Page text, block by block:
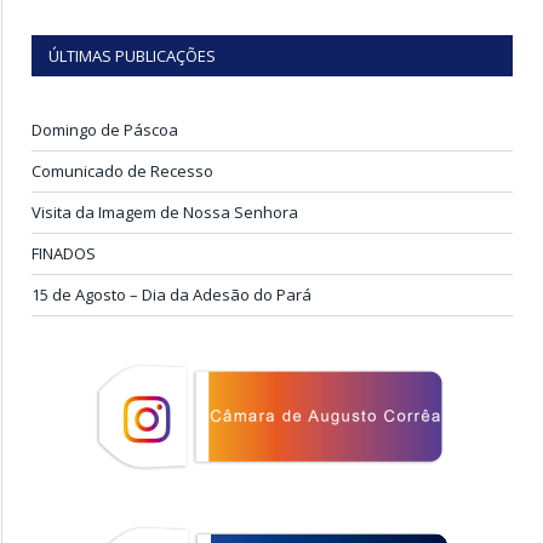
ÚLTIMAS PUBLICAÇÕES
Domingo de Páscoa
Comunicado de Recesso
Visita da Imagem de Nossa Senhora
FINADOS
15 de Agosto – Dia da Adesão do Pará